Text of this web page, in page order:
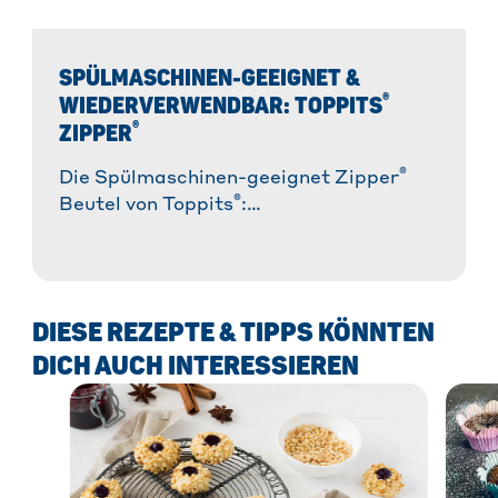
SPÜLMASCHINEN-GEEIGNET &
WIEDERVERWENDBAR: TOPPITS®
ZIPPER®
Die Spülmaschinen-geeignet Zipper®
Beutel von Toppits®:
DIESE REZEPTE & TIPPS KÖNNTEN
DICH AUCH INTERESSIEREN